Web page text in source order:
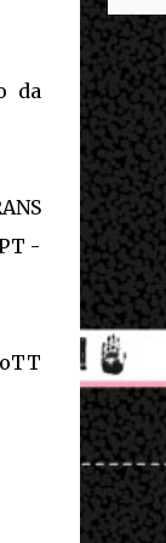
da
-
entrar
entrar
par...
visto
A
relação
uma
ao se
uma
anos,
tornou
e
em
que
quase